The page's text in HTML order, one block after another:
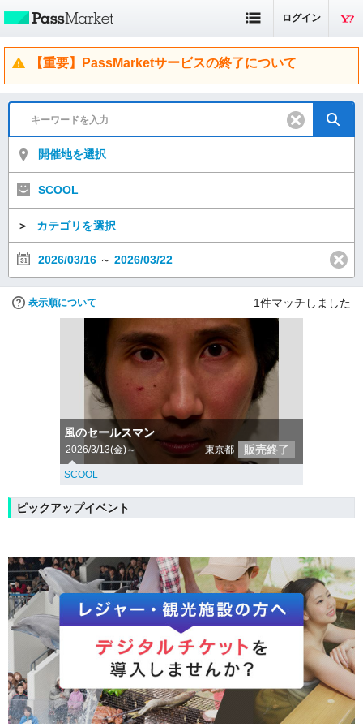
ログイン
【重要】PassMarketサービスの終了について
開催地を選択
SCOOL
＞ カテゴリを選択
2026/03/16 ～ 2026/03/22
表示順について 1件マッチしました
風のセールスマン
2026/3/13(金)～ 東京都 販売終了
SCOOL
ピックアップイベント